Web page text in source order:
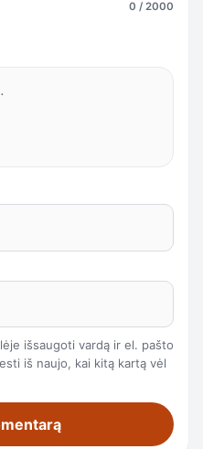
0 / 2000
išsaugoti vardą ir el. pašto
iš naujo, kai kitą kartą vėl